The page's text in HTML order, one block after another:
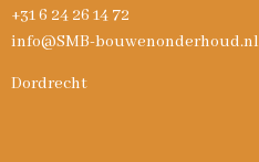
+31 6 24 26 14 72
info@SMB-bouwenonderhoud.nl
Dordrecht